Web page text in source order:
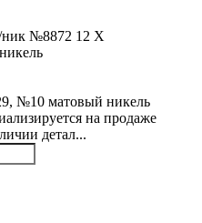
№10 матовый никель
на продаже
детал...